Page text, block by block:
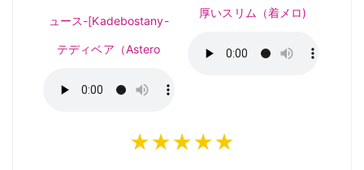
ュース-[Kadebostany-
テディベア（Astero
厚いスリム（着メロ)
★★★★★